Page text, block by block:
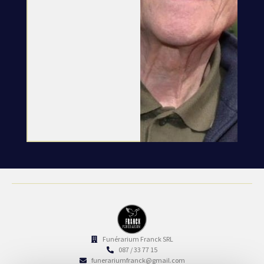
Funérarium Franck SRL
087 / 33 77 15
funerariumfranck@gmail.com